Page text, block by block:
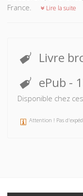
France.
Lire la suite
Livre
ePub -
Disponible chez
Attention ! Pas